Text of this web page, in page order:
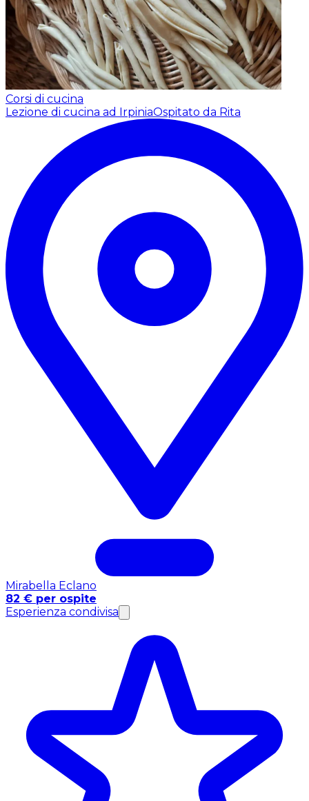
Corsi di cucina
Lezione di cucina ad IrpiniaOspitato da Rita
Mirabella Eclano
82 € per ospite
Esperienza condivisa